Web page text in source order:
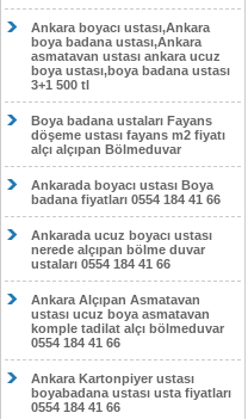
Ankara boyacı ustası,Ankara
boya badana ustası,Ankara
asmatavan ustası ankara ucuz
boya ustası,boya badana ustası
3+1 500 tl
Boya badana ustaları Fayans
döşeme ustası fayans m2 fiyatı
alçı alçıpan Bölmeduvar
Ankarada boyacı ustası Boya
badana fiyatları 0554 184 41 66
Ankarada ucuz boyacı ustası
nerede alçıpan bölme duvar
ustaları 0554 184 41 66
Ankara Alçıpan Asmatavan
ustası ucuz boya asmatavan
komple tadilat alçı bölmeduvar
0554 184 41 66
Ankara Kartonpiyer ustası
boyabadana ustası usta fiyatları
0554 184 41 66